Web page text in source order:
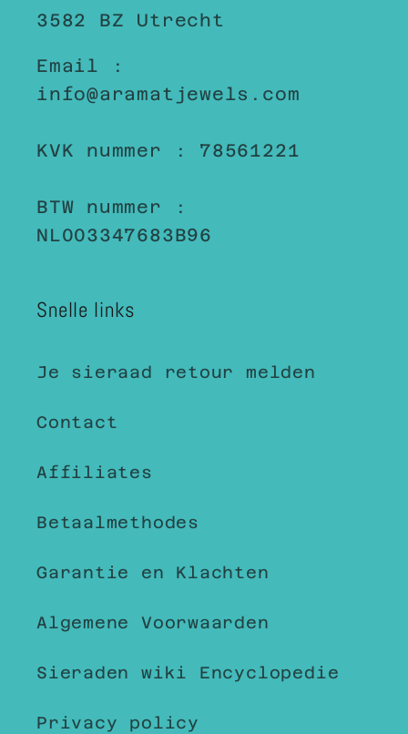
3582 BZ Utrecht
Email :
info@aramatjewels.com
KVK nummer : 78561221
BTW nummer :
NL003347683B96
Snelle links
Je sieraad retour melden
Contact
Affiliates
Betaalmethodes
Garantie en Klachten
Algemene Voorwaarden
Sieraden wiki Encyclopedie
Privacy policy